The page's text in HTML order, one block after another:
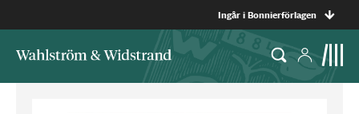
Ingår i Bonnierförlagen